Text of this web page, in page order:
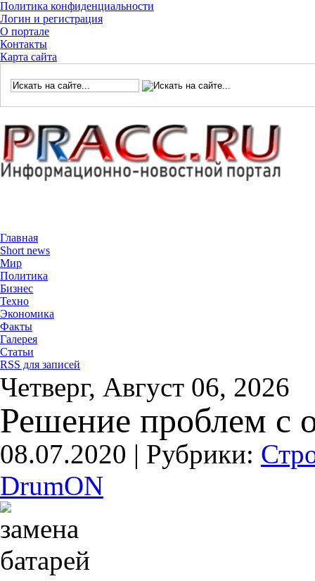
Политика конфиденциальности
Логин и регистрация
О портале
Контакты
Карта сайта
Главная
Short news
Мир
Политика
Бизнес
Техно
Экономика
Факты
Галерея
Статьи
RSS для записей
Четверг, Август 06, 2026
Решение проблем с
08.07.2020 | Рубрики:
DrumON